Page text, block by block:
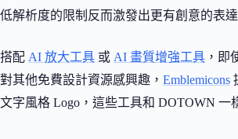
低解析度的限制反而激發出更有創意的表達
搭配 AI 放大工具 或 AI 畫質增強工具 ，即
對其他免費設計資源感興趣， Emblemicons
文字風格 Logo，這些工具和 DOTOWN 一